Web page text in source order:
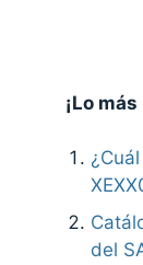
¡Lo
del